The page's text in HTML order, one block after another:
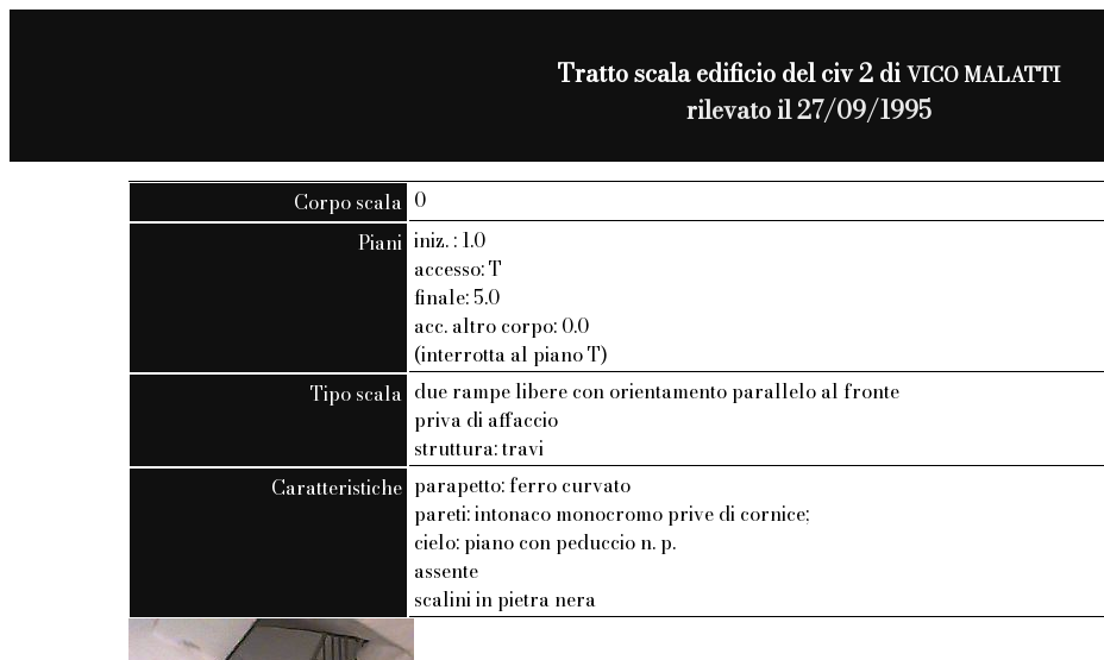
Tratto scala edificio del civ 2 diVICO MALATTI
rilevato il 27/09/1995
Corpo scala 0
Piani iniz. : 1.0
accesso: T
finale: 5.0
acc. altro corpo: 0.0
(interrotta al piano T)
Tipo scala due rampe libere con orientamento parallelo al fronte
priva di affaccio
struttura: travi
Caratteristiche parapetto: ferro curvato
pareti: intonaco monocromo prive di cornice;
cielo: piano con peduccio n. p.
assente
scalini in pietra nera